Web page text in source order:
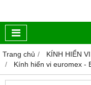
Trang chủ
KÍNH HIỂN
Kính hiển vi euromex -